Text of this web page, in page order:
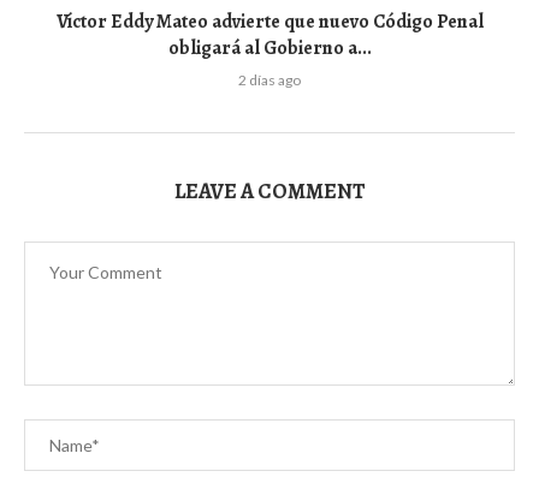
Víctor Eddy Mateo advierte que nuevo Código Penal
obligará al Gobierno a...
2 días ago
LEAVE A COMMENT